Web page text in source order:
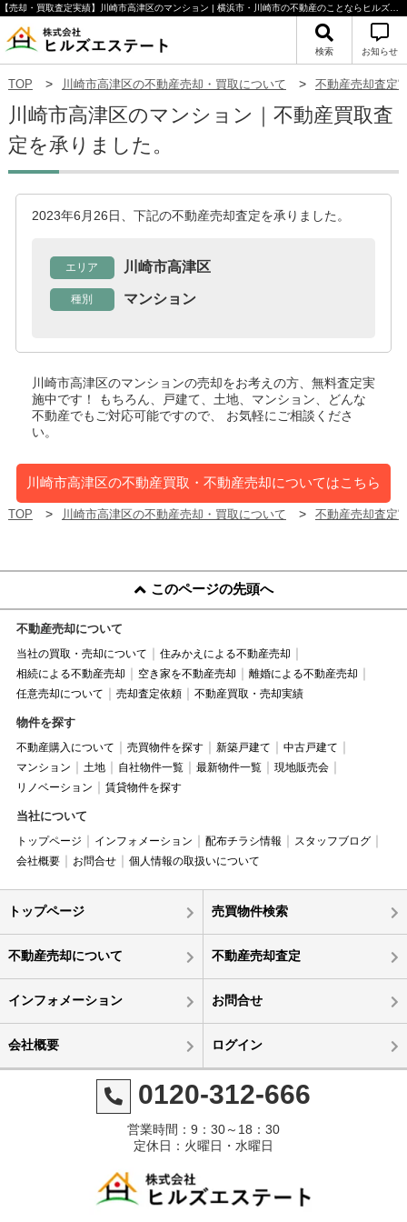
検索 お知らせ
TOP 川崎市高津区の不動産売却・買取について 不動産売却査定
川崎市高津区のマンション｜不動産買取査
定を承りました。
2023年6月26日、下記の不動産売却査定を承りました。
エリア 川崎市高津区
種別 マンション
川崎市高津区のマンションの売却をお考えの方、無料査定実
施中です！
もちろん、戸建て、土地、マンション、どんな
不動産でもご対応可能ですので、 お気軽にご相談くださ
い。
川崎市高津区の不動産買取・不動産売却についてはこちら
TOP 川崎市高津区の不動産売却・買取について 不動産売却査定
このページの先頭へ
不動産売却について
当社の買取・売却について
住みかえによる不動産売却
相続による不動産売却
空き家を不動産売却
離婚による不動産売却
任意売却について
売却査定依頼 不動産買取・売却実績
物件を探す
不動産購入について 売買物件を探す 新築戸建て
中古戸建て
マンション
土地 自社物件一覧 最新物件一覧
現地販売会
リノベーション
賃貸物件を探す
当社について
トップページ インフォメーション 配布チラシ情報
スタッフブログ
会社概要
お問合せ 個人情報の取扱いについて
トップページ 売買物件検索
不動産売却について 不動産売却査定
インフォメーション お問合せ
会社概要 ログイン
0120-312-666
営業時間：9：30～18：30
定休日：火曜日・水曜日